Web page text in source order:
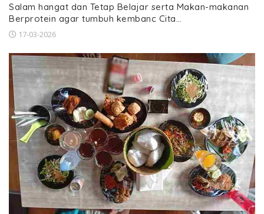
Salam hangat dan Tetap Belajar serta Makan-makanan
Berprotein agar tumbuh kembanc Cita…
17-03-2026